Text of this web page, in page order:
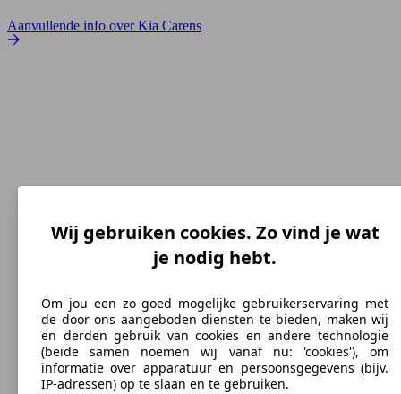
Aanvullende info over Kia Carens
Benzine
Wij gebruiken cookies. Zo vind je wat
je nodig hebt.
Om jou een zo goed mogelijke gebruikerservaring met
de door ons aangeboden diensten te bieden, maken wij
en derden gebruik van cookies en andere technologie
(beide samen noemen wij vanaf nu: 'cookies'), om
informatie over apparatuur en persoonsgegevens (bijv.
IP-adressen) op te slaan en te gebruiken.